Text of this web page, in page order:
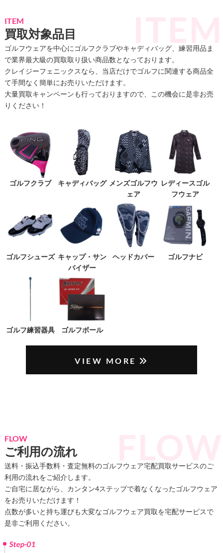
ITEM
買取対象品目
ゴルフウェアを中心にゴルフクラブやキャディバッグ、練習用品ま
で業界最大級の買取取り扱い商品数となっております。
クレイジーフェニックスなら、当店だけでゴルフに関連する商品全
て手間なく簡単にお売りいただけます。
大量買取キャンペーンも行っておりますので、この機会に是非お売
りください！
ゴルフクラブ キャディバッグ メンズゴルフウ
ェア
レディースゴル
フウェア
ゴルフシューズ キャップ・サン
バイザー
ヘッドカバー ゴルフナビ
ゴルフ練習器具 ゴルフボール
VIEW MORE
FLOW
ご利用の流れ
送料・振込手数料・査定無料のゴルフウェア宅配買取サービスのご
利用の流れをご紹介します。
ご自宅に居ながら、カンタン4ステップで着なくなったゴルフウェア
をお売りいただけます！
点数が多いと持ち運びも大変なゴルフウェア買取を宅配サービスで
是非ご利用ください。
Step-01